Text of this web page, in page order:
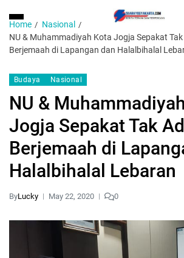
Home
Nasional
NU & Muhammadiyah Kota Jogja Sepakat Tak
Berjemaah di Lapangan dan Halalbihalal
Budaya Nasional
NU &
Jogja Sepakat Tak
Berjemaah di
Halalbihalal Lebaran
ByLucky May 22, 2020 0